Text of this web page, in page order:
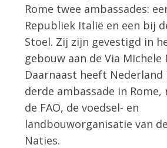
Rome twee ambassades:
Republiek Italië en een bij
Stoel. Zij zijn gevestigd in
gebouw aan de Via Michele
Daarnaast heeft Nederland
derde ambassade in
de FAO, de voedsel- en
landbouworganisatie van
Naties.